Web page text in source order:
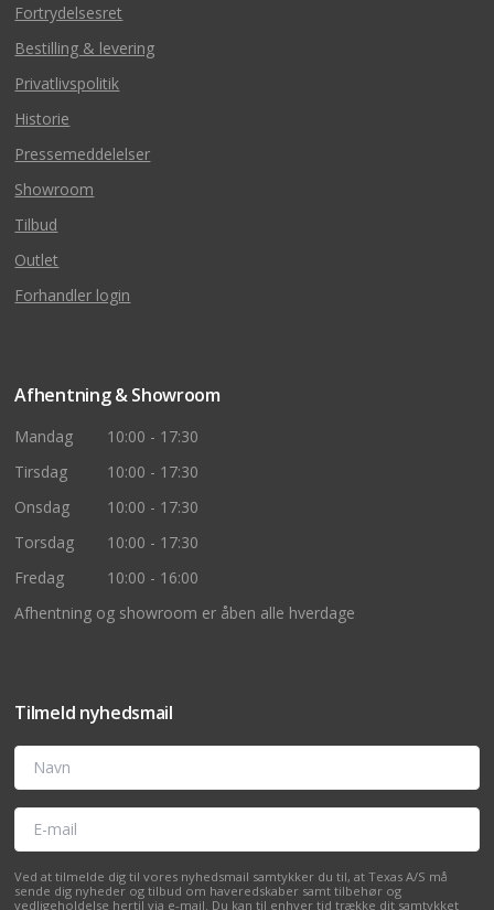
Fortrydelsesret
Bestilling & levering
Privatlivspolitik
Historie
Pressemeddelelser
Showroom
Tilbud
Outlet
Forhandler login
Afhentning & Showroom
Mandag
10:00 - 17:30
Tirsdag
10:00 - 17:30
Onsdag
10:00 - 17:30
Torsdag
10:00 - 17:30
Fredag
10:00 - 16:00
Afhentning og showroom er åben alle hverdage
Tilmeld nyhedsmail
Navn
E-mail
Ved at tilmelde dig til vores nyhedsmail samtykker du til, at Texas A/S må
sende dig nyheder og tilbud om haveredskaber samt tilbehør og
vedligeholdelse hertil via e-mail. Du kan til enhver tid trække dit samtykket